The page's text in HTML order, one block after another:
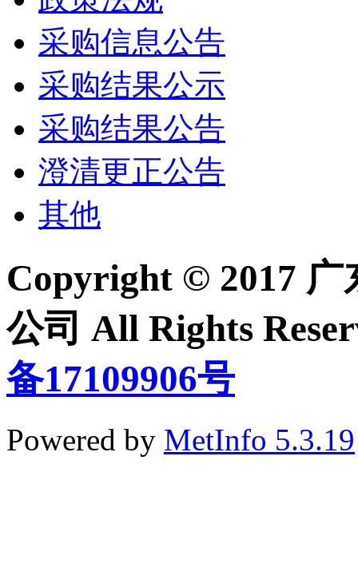
采购信息公告
采购结果公示
采购结果公告
澄清更正公告
其他
Copyright © 2017
公司 All Rights
备17109906号
Powered by MetInfo 5.3.19